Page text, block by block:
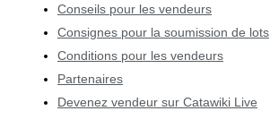
Conseils pour les vendeurs
Consignes pour la soumission de lots
Conditions pour les vendeurs
Partenaires
Devenez vendeur sur Catawiki Live